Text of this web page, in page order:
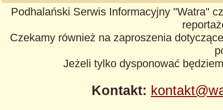
Podhalański Serwis Informacyjny "Watra"
Czekamy również na zaproszenia
Jeżeli tylko dysponować
Kontakt: